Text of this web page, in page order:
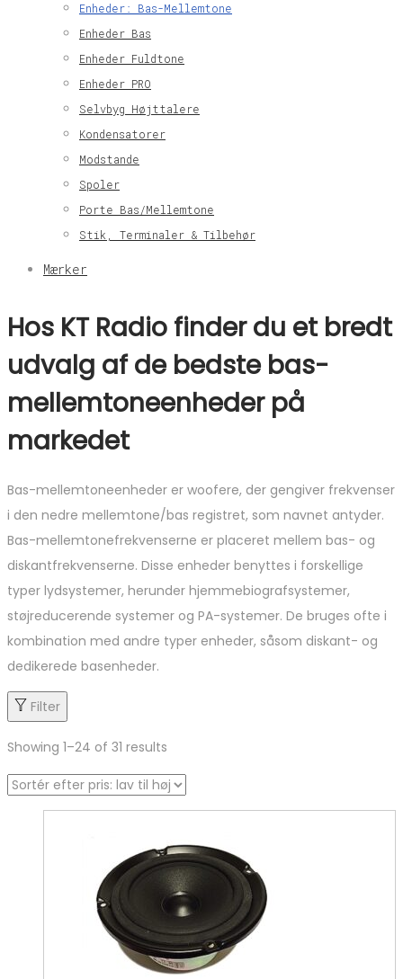
Enheder: Bas-Mellemtone
Enheder Bas
Enheder Fuldtone
Enheder PRO
Selvbyg Højttalere
Kondensatorer
Modstande
Spoler
Porte Bas/Mellemtone
Stik, Terminaler & Tilbehør
Mærker
Hos KT Radio finder du et bredt
udvalg af de bedste bas-
mellemtoneenheder på
markedet
Bas-mellemtoneenheder er woofere, der gengiver frekvenser
i den nedre mellemtone/bas registret, som navnet antyder.
Bas-mellemtonefrekvenserne er placeret mellem bas- og
diskantfrekvenserne. Disse enheder benyttes i forskellige
typer lydsystemer, herunder hjemmebiografsystemer,
støjreducerende systemer og PA-systemer. De bruges ofte i
kombination med andre typer enheder, såsom diskant- og
dedikerede basenheder.
Filter
Showing 1–24 of 31 results